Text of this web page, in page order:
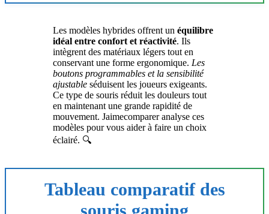
Les modèles hybrides offrent un équilibre
idéal entre confort et réactivité. Ils
intègrent des matériaux légers tout en
conservant une forme ergonomique. Les
boutons programmables et la sensibilité
ajustable séduisent les joueurs exigeants.
Ce type de souris réduit les douleurs tout
en maintenant une grande rapidité de
mouvement. Jaimecomparer analyse ces
modèles pour vous aider à faire un choix
éclairé. 🔍
Tableau comparatif des